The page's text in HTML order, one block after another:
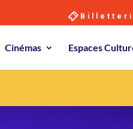
Cinémas Espaces